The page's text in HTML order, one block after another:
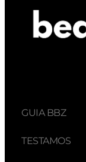
GUIA BBZ
TESTAMOS